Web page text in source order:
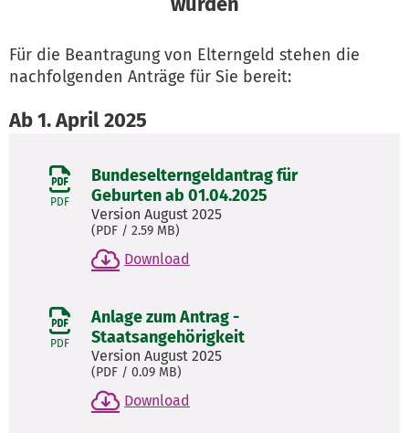
Für die Beantragung von Elterngeld stehen die
nachfolgenden Anträge für Sie bereit:
Ab 1. April 2025
PDF
Bundeselterngeldantrag für
Geburten ab 01.04.2025
Version August 2025
(PDF / 2.59 MB)
Download
PDF
Anlage zum Antrag -
Staatsangehörigkeit
Version August 2025
(PDF / 0.09 MB)
Download